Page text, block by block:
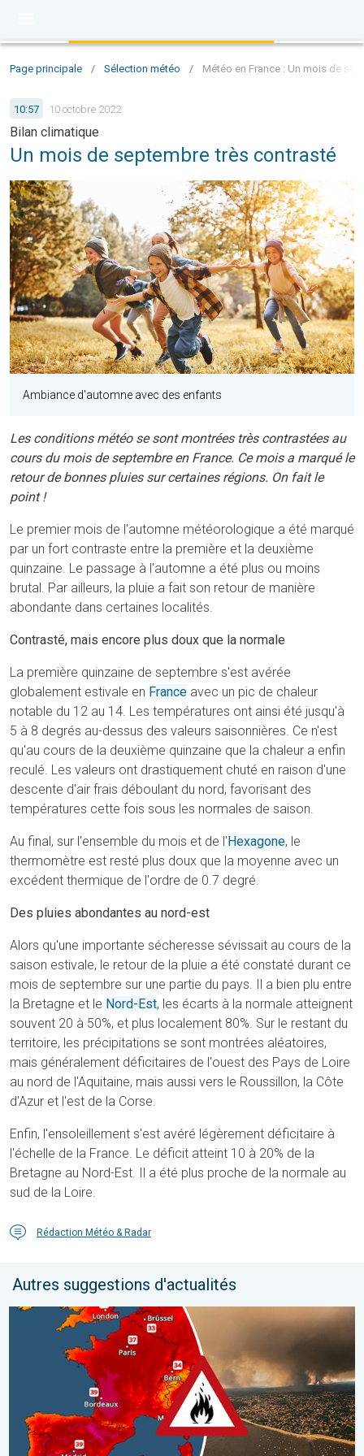
Page principale / Sélection météo / Météo en France : Un mois de
10:57 10 octobre 2022
Bilan climatique
Un mois de septembre très contrasté
Ambiance d'automne avec des enfants
Les conditions météo se sont montrées très contrastées au
cours du mois de septembre en France. Ce mois a marqué le
retour de bonnes pluies sur certaines régions. On fait le
point !
Le premier mois de l'automne météorologique a été marqué
par un fort contraste entre la première et la deuxième
quinzaine. Le passage à l'automne a été plus ou moins
brutal. Par ailleurs, la pluie a fait son retour de manière
abondante dans certaines localités.
Contrasté, mais encore plus doux que la normale
La première quinzaine de septembre s'est avérée
globalement estivale en France avec un pic de chaleur
notable du 12 au 14. Les températures ont ainsi été jusqu'à
5 à 8 degrés au-dessus des valeurs saisonnières. Ce n'est
qu'au cours de la deuxième quinzaine que la chaleur a enfin
reculé. Les valeurs ont drastiquement chuté en raison d'une
descente d'air frais déboulant du nord, favorisant des
températures cette fois sous les normales de saison.
Au final, sur l'ensemble du mois et de l' Hexagone, le
thermomètre est resté plus doux que la moyenne avec un
excédent thermique de l'ordre de 0.7 degré.
Des pluies abondantes au nord-est
Alors qu'une importante sécheresse sévissait au cours de la
saison estivale, le retour de la pluie a été constaté durant ce
mois de septembre sur une partie du pays. Il a bien plu entre
la Bretagne et le Nord-Est, les écarts à la normale atteignent
souvent 20 à 50%, et plus localement 80%. Sur le restant du
territoire, les précipitations se sont montrées aléatoires,
mais généralement déficitaires de l'ouest des Pays de Loire
au nord de l'Aquitaine, mais aussi vers le Roussillon, la Côte
d'Azur et l'est de la Corse.
Enfin, l'ensoleillement s'est avéré légèrement déficitaire à
l'échelle de la France. Le déficit atteint 10 à 20% de la
Bretagne au Nord-Est. Il a été plus proche de la normale au
sud de la Loire.
Rédaction Météo & Radar
Autres suggestions d'actualités
Le sud-ouest de la France brûle vivement. Milliers de sinistrés.